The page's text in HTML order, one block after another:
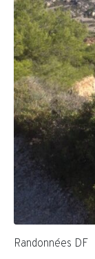
Randonnées DF